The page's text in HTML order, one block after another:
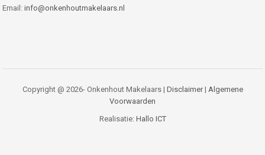
Email: info@onkenhoutmakelaars.nl
Copyright @ 2026- Onkenhout Makelaars | Disclaimer| Algemene
Voorwaarden
Realisatie: Hallo ICT